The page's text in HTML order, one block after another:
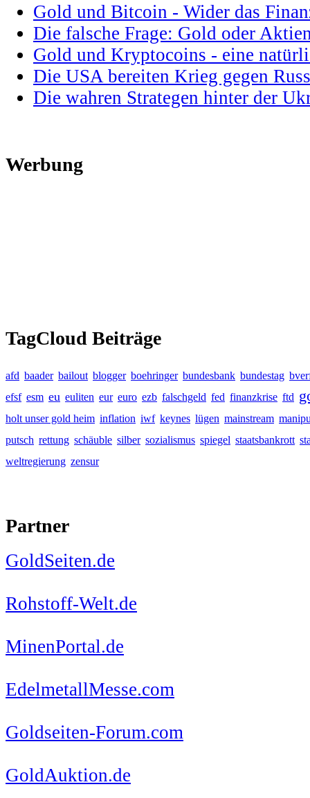
Gold und Bitcoin - Wider das
Die falsche Frage: Gold oder
Gold und Kryptocoins - eine
Die USA bereiten Krieg gegen
Die wahren Strategen hinter der
Werbung
TagCloud Beiträge
afd baader bailout blogger boehringer bundesbank bundestag
efsf esm eu euliten eur euro ezb falschgeld fed finanzkrise ftd
holt unser gold heim inflation iwf keynes lügen mainstream
putsch rettung schäuble silber sozialismus spiegel staatsbankrott
weltregierung zensur
Partner
GoldSeiten.de
Rohstoff-Welt.de
MinenPortal.de
EdelmetallMesse.com
Goldseiten-Forum.com
GoldAuktion.de